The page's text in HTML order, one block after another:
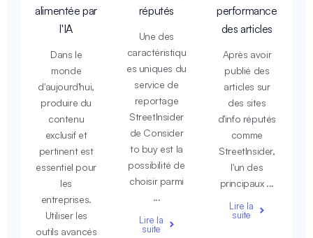
alimentée par
l'IA
Dans le
monde
d'aujourd'hui,
produire du
contenu
exclusif et
pertinent est
essentiel pour
les
entreprises.
Utiliser les
outils avancés
réputés
Une des
caractéristiqu
es uniques du
service de
reportage
StreetInsider
de Consider
to buy est la
possibilité de
choisir parmi
...
Lire la
suite
performance
des articles
Après avoir
publié des
articles sur
des sites
d'info réputés
comme
StreetInsider,
l'un des
principaux ...
Lire la
suite